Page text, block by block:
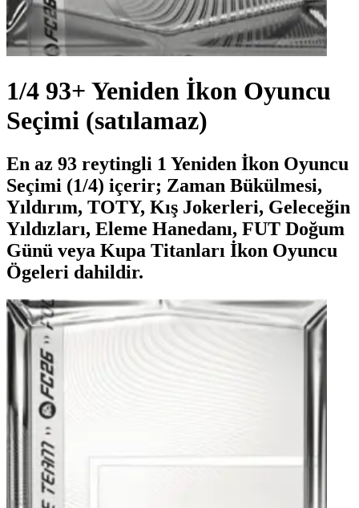
1/4 93+ Yeniden İkon Oyuncu
Seçimi (satılamaz)
En az 93 reytingli 1 Yeniden İkon Oyuncu
Seçimi (1/4) içerir; Zaman Bükülmesi,
Yıldırım, TOTY, Kış Jokerleri, Geleceğin
Yıldızları, Eleme Hanedanı, FUT Doğum
Günü veya Kupa Titanları İkon Oyuncu
Ögeleri dahildir.